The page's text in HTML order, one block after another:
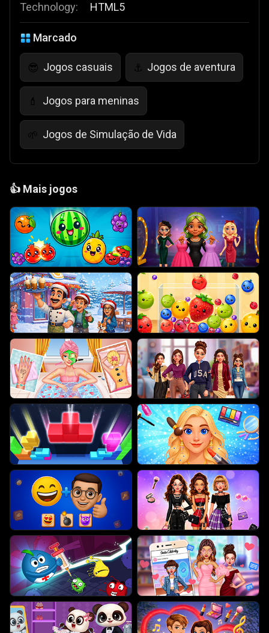
Technology:
HTML5
Marcado
😎 Jogos casuais ⚓ Jogos de aventura
💄 Jogos para meninas
🌱 Jogos de Simulação de Vida
👍 Mais jogos